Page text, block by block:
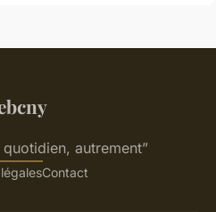
autrement”
Contact